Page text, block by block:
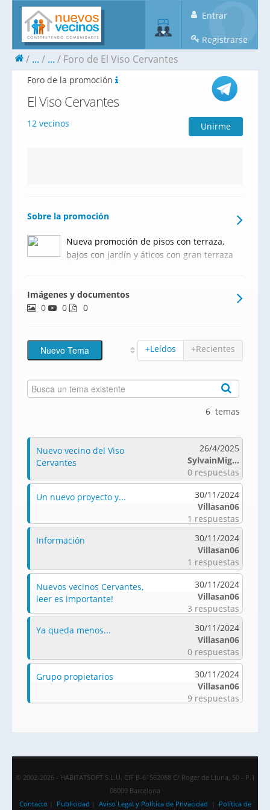
Entrar
Registrarse
... ... Foro de El Viso Cervantes
Foro de la promoción
El Viso Cervantes
12 vecinos Unirme
Sobre la promoción
Nueva promoción de pisos con terraza,
bajos con jardín y áticos con gran terraza
de 2, 3 y 4 dormitorios de régimen libre en
PRIVADA: con amplias zonas comunes con
2.500 m². piscinas de cloración salina,
Imágenes y documentos
0
0 0
+Leídos +Recientes
6 temas
Nuevo vecino del Viso
Cervantes
26/4/2025
SylvainMig...
0 respuestas
Un nuevo proyecto y...
30/11/2024
Villasan06
1 respuestas
Información
30/11/2024
Villasan06
1 respuestas
Nuevos vecinos Cervantes,
leer es importante!
30/11/2024
Villasan06
3 respuestas
Ya queda menos...
30/11/2024
Villasan06
0 respuestas
Grupo propietarios
30/11/2024
Villasan06
9 respuestas
© 2002-2026 - HABITATSOFT S.L.U. CIF B-61562088 C/ Roger de Lluria, 50 - P.1
08009 Barcelona
Contacto
Publicidad Aviso Legal y Política de Privacidad Política de